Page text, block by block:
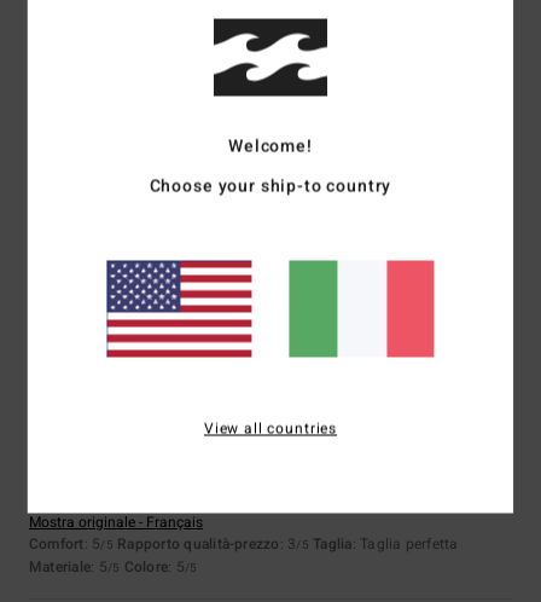
5/5
: 5/5 Colore: 4/5
Consiglio questo prodotto
5 /5
Mostra originale - Français
Comfort: 5/5 Rapporto qualità-prezzo: 3/5 Taglia: Taglia perfetta
Materiale: 5/5 Colore: 5/5
Welcome!
Choose your ship-to country
View all countries